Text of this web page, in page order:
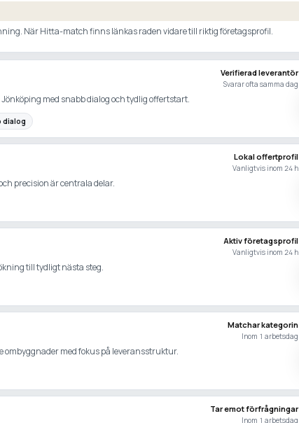
När Hitta-match finns länkas raden vidare till riktig företagsprofil.
Verifierad leverantör
Svarar ofta samma dag
med snabb dialog och tydlig offertstart.
dialog
Lokal offertprofil
Vanligtvis inom 24 h
precision är centrala delar.
Aktiv företagsprofil
Vanligtvis inom 24 h
till tydligt nästa steg.
Matchar kategorin
Inom 1 arbetsdag
ombyggnader med fokus på leveransstruktur.
Tar emot förfrågningar
Inom 1 arbetsdag